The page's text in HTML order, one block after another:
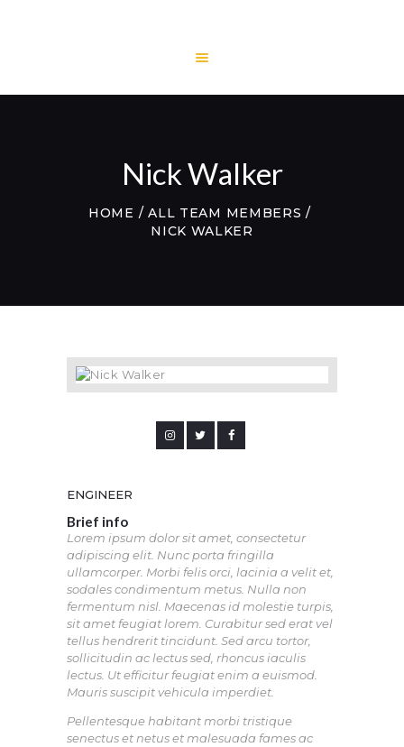
Nick Walker
HOME
ALL TEAM MEMBERS
NICK WALKER
HOME
LITE AND LIGHT
PROJECTS
TESTIMONIALS
ENGINEER
Brief info
Lorem ipsum dolor sit amet, consectetur
adipiscing elit. Nunc porta fringilla
ullamcorper. Morbi felis orci, lacinia a velit et,
sodales condimentum metus. Nulla non
fermentum nisl. Maecenas id molestie turpis,
sit amet feugiat lorem. Curabitur sed erat vel
tellus hendrerit tincidunt. Sed arcu tortor,
sollicitudin ac lectus sed, rhoncus iaculis
lectus. Ut efficitur feugiat enim a euismod.
Mauris suscipit vehicula imperdiet.
Pellentesque habitant morbi tristique
senectus et netus et malesuada fames ac